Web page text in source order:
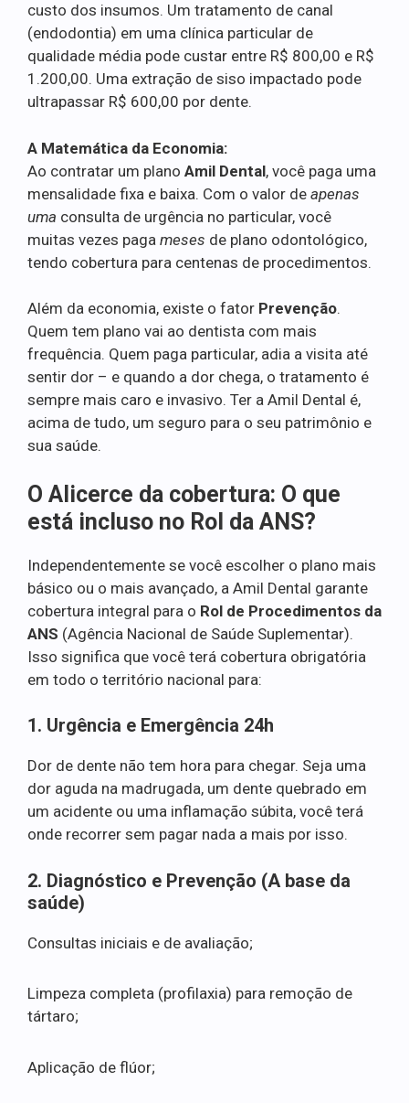
custo dos insumos. Um tratamento de canal
(endodontia) em uma clínica particular de
qualidade média pode custar entre R$ 800,00 e R$
1.200,00. Uma extração de siso impactado pode
ultrapassar R$ 600,00 por dente.
A Matemática da Economia:
Ao contratar um plano Amil Dental, você paga uma
mensalidade fixa e baixa. Com o valor de apenas
uma consulta de urgência no particular, você
muitas vezes paga meses de plano odontológico,
tendo cobertura para centenas de procedimentos.
Além da economia, existe o fator Prevenção.
Quem tem plano vai ao dentista com mais
frequência. Quem paga particular, adia a visita até
sentir dor – e quando a dor chega, o tratamento é
sempre mais caro e invasivo. Ter a Amil Dental é,
acima de tudo, um seguro para o seu patrimônio e
sua saúde.
O Alicerce da cobertura: O que
está incluso no Rol da ANS?
Independentemente se você escolher o plano mais
básico ou o mais avançado, a Amil Dental garante
cobertura integral para o Rol de Procedimentos da
ANS (Agência Nacional de Saúde Suplementar).
Isso significa que você terá cobertura obrigatória
em todo o território nacional para:
1. Urgência e Emergência 24h
Dor de dente não tem hora para chegar. Seja uma
dor aguda na madrugada, um dente quebrado em
um acidente ou uma inflamação súbita, você terá
onde recorrer sem pagar nada a mais por isso.
2. Diagnóstico e Prevenção (A base da
saúde)
Consultas iniciais e de avaliação;
Limpeza completa (profilaxia) para remoção de
tártaro;
Aplicação de flúor;